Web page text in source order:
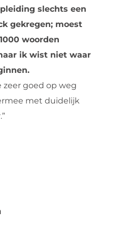
slechts een
gekregen; moest
woorden
ik wist niet waar
zeer goed op weg
met duidelijk